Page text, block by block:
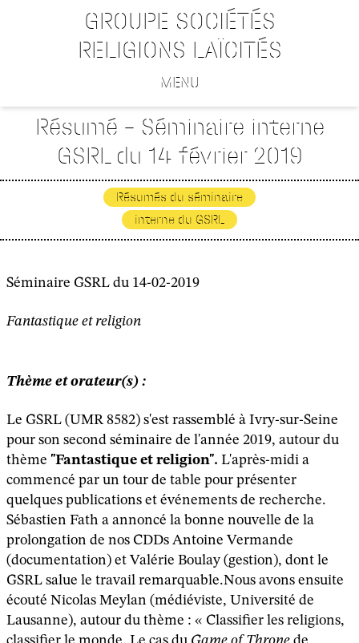
GROUPE SOCIÉTÉS
RELIGIONS LAÏCITÉS
MENU
Résumé – Séminaire interne
GSRL du 14 février 2019
Résumés du séminaire
interne du GSRL
Séminaire GSRL du 14-02-2019
Fantastique et religion
Thème et orateur(s) :
Le GSRL (UMR 8582) s'est rassemblé à Ivry-sur-Seine
pour son second séminaire de l'année 2019, autour du
thème "Fantastique et religion". L'après-midi a
commencé par un tour de table pour présenter
quelques publications et événements de recherche.
Sébastien Fath a annoncé la bonne nouvelle de la
prolongation de nos CDDs Antoine Vermande
(documentation) et Valérie Boulay (gestion), dont le
GSRL salue le travail remarquable.Nous avons ensuite
écouté Nicolas Meylan (médiéviste, Université de
Lausanne), autour du thème : « Classifier les religions,